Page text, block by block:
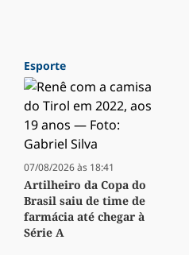
Esporte
07/08/2026 às 18:41
Artilheiro da Copa do
Brasil saiu de time de
farmácia até chegar à
Série A